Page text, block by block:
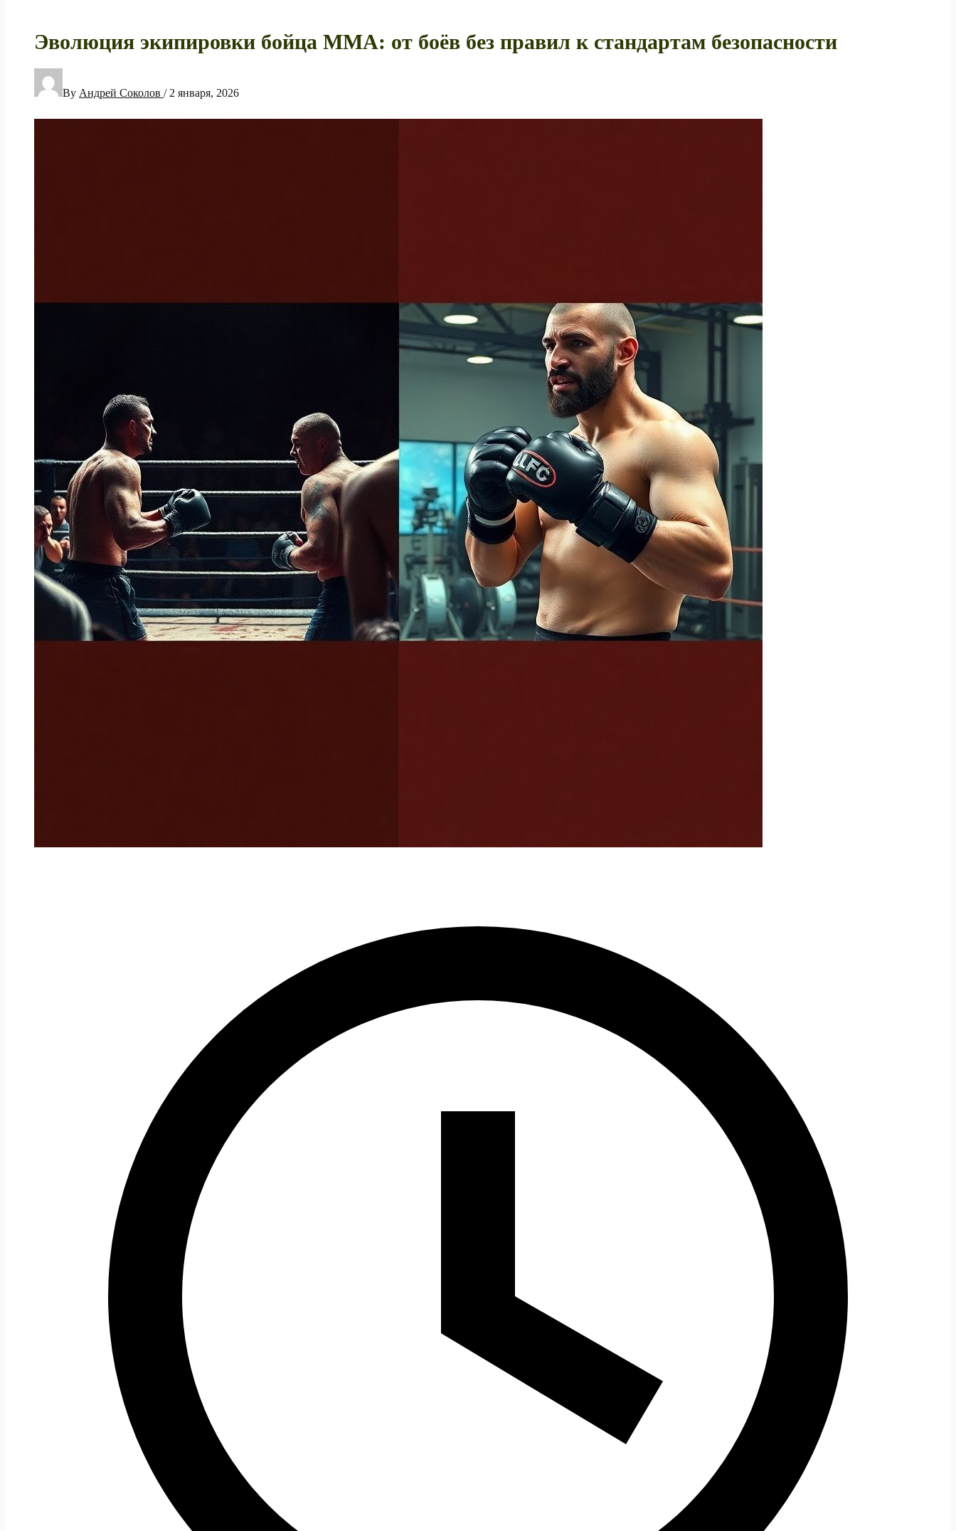
Эволюция экипировки бойца ММА: от боёв без правил к стандартам безопасности
By Андрей Соколов / 2 января, 2026